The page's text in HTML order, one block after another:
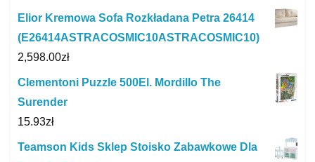
Elior Kremowa Sofa Rozkładana Petra 26414
(E26414ASTRACOSMIC10ASTRACOSMIC10)
2,598.00zł
Clementoni Puzzle 500El. Mordillo The
Surender
15.93zł
Teamson Kids Sklep Stoisko Zabawkowe Dla